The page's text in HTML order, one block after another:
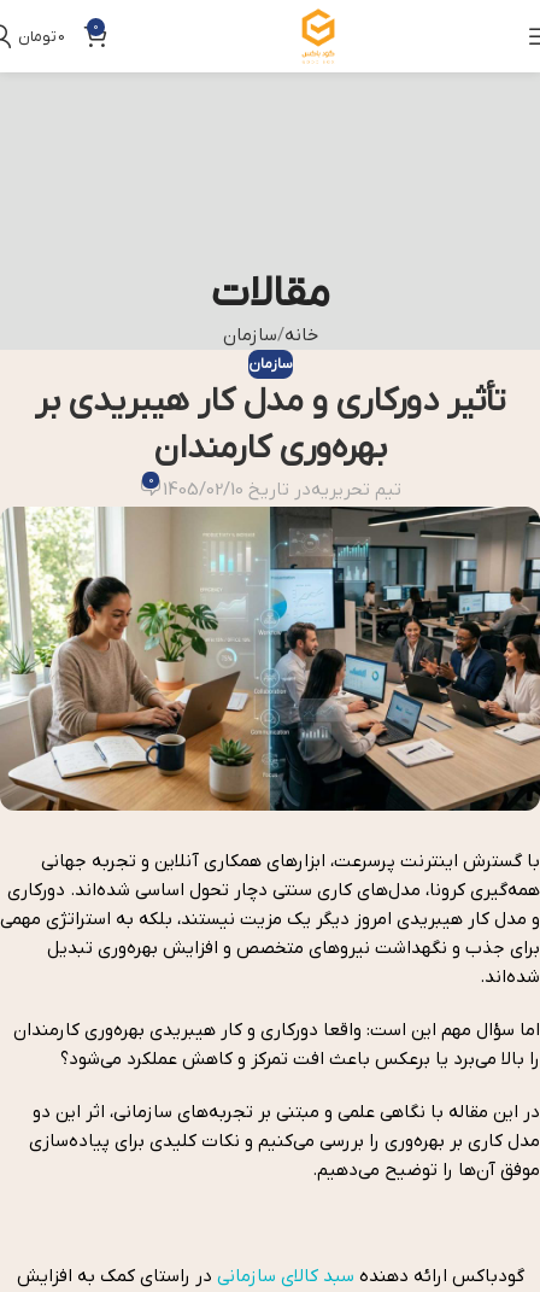
0
0تومان
مقالات
خانه سازمان
سازمان
تأثیر دورکاری و مدل کار هیبریدی بر
بهره‌وری کارمندان
تیم تحریریهدر تاریخ 1405/02/10 0
با گسترش اینترنت پرسرعت، ابزارهای همکاری آنلاین و تجربه جهانی
همه‌گیری کرونا، مدل‌های کاری سنتی دچار تحول اساسی شده‌اند. دورکاری
و مدل کار هیبریدی امروز دیگر یک مزیت نیستند، بلکه به استراتژی مهمی
برای جذب و نگهداشت نیروهای متخصص و افزایش بهره‌وری تبدیل
شده‌اند.
اما سؤال مهم این است: واقعا دورکاری و کار هیبریدی بهره‌وری کارمندان
را بالا می‌برد یا برعکس باعث افت تمرکز و کاهش عملکرد می‌شود؟
در این مقاله با نگاهی علمی و مبتنی بر تجربه‌های سازمانی، اثر این دو
مدل کاری بر بهره‌وری را بررسی می‌کنیم و نکات کلیدی برای پیاده‌سازی
موفق آن‌ها را توضیح می‌دهیم.
گودباکس ارائه دهنده سبد کالای سازمانی در راستای کمک به افزایش